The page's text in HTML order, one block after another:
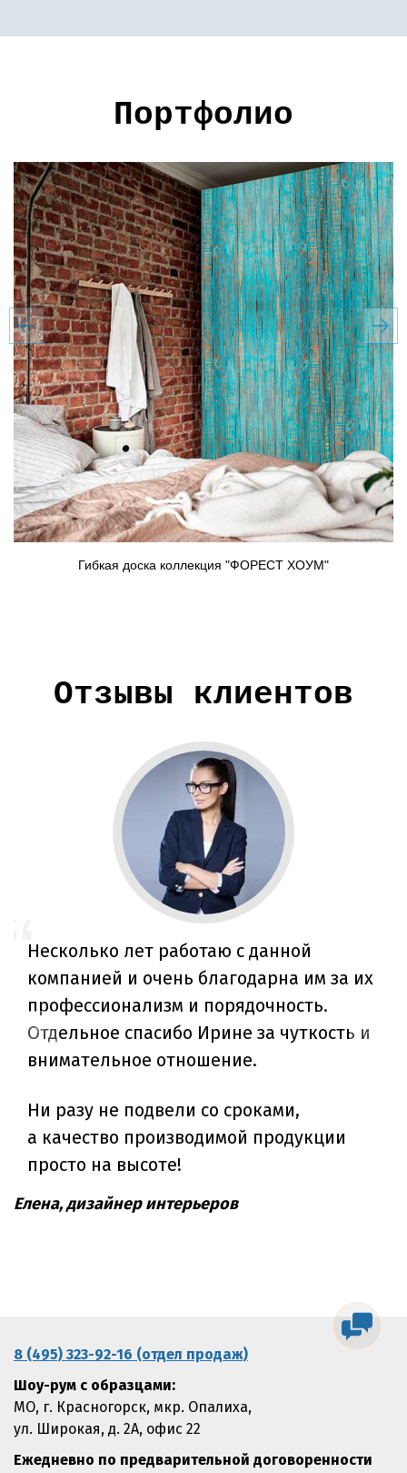
Портфолио
Гибкая доска коллекция "ФОРЕСТ ХОУМ"
Отзывы клиентов
Несколько лет работаю с данной
компанией и очень благодарна им за их
профессионализм и порядочность.
Отдельное спасибо Ирине за чуткость и
внимательное отношение.
Ни разу не подвели со сроками,
а качество производимой продукции
просто на высоте!
Елена, дизайнер интерьеров
8 (495) 323-92-16 (отдел продаж)
Шоу-рум с образцами:
МО, г. Красногорск, мкр. Опалиха,
ул. Широкая, д. 2А, офис 22
Ежедневно по предварительной договоренности